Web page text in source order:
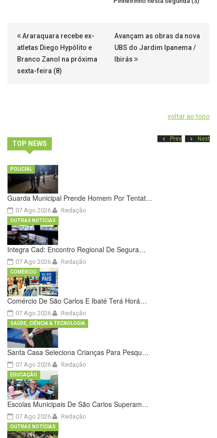
Araraquara recebe ex-
atletas Diego Hypólito e
Branco Zanol na próxima
sexta-feira (8)
Avançam as obras da nova
UBS do Jardim Ipanema /
Ibirás
voltar ao topo
TOP NEWS
Prev Next
Guarda Municipal Prende Homem Por Tentat…
07 Ago 2026
POLICIAL
Redação
Integra Cad: Encontro Regional De Segura…
07 Ago 2026
OUTRAS NOTÍCIAS
Redação
Comércio De São Carlos E Ibaté Terá Horá…
07 Ago 2026
COMÉRCIO
Redação
Santa Casa Seleciona Crianças Para Pesqu…
07 Ago 2026
SAÚDE, CIÊNCIA & TECNOLOGIA
Redação
Escolas Municipais De São Carlos Superam…
07 Ago 2026
EDUCAÇÃO
Redação
OUTRAS NOTÍCIAS